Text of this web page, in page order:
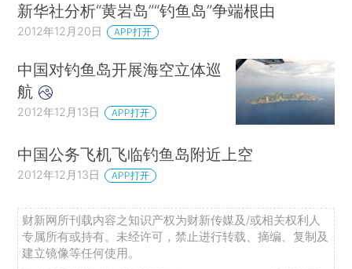
新华社分析“黄岩岛”“钓鱼岛”争端根由
2012年12月20日 APP打开
中国对钓鱼岛开展海空立体巡
航
2012年12月13日 APP打开
中国公务飞机飞临钓鱼岛附近上空
2012年12月13日 APP打开
财新网所刊载内容之知识产权为财新传媒及/或相关权利人
专属所有或持有。未经许可，禁止进行转载、摘编、复制及
建立镜像等任何使用。